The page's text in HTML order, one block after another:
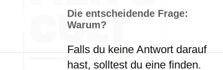
Die entscheidende Frage:
Warum?
Falls du keine Antwort darauf
hast, solltest du eine finden.